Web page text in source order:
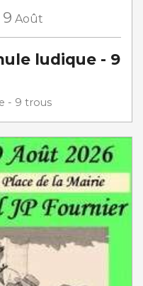
9 Août
ludique - 9
- 9 trous